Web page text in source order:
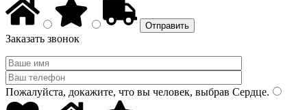
Заказать звонок
Пожалуйста, докажите, что вы человек, выбрав Сердце.